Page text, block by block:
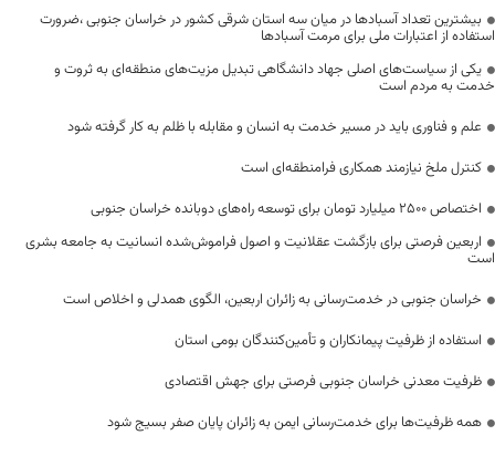
بیشترین تعداد آسبادها در میان سه استان شرقی کشور در خراسان جنوبی ،ضرورت
استفاده از اعتبارات ملی برای مرمت آسبادها
یکی از سیاست‌های اصلی جهاد دانشگاهی تبدیل مزیت‌های منطقه‌ای به ثروت و
خدمت به مردم است
علم و فناوری باید در مسیر خدمت به انسان و مقابله با ظلم به کار گرفته شود
کنترل ملخ نیازمند همکاری فرامنطقه‌ای است
اختصاص 2500 میلیارد تومان برای توسعه راه‌های دوبانده خراسان جنوبی
اربعین فرصتی برای بازگشت عقلانیت و اصول فراموش‌شده انسانیت به جامعه بشری
است
خراسان جنوبی در خدمت‌رسانی به زائران اربعین، الگوی همدلی و اخلاص است
استفاده از ظرفیت پیمانکاران و تأمین‌کنندگان بومی استان
ظرفیت معدنی خراسان جنوبی فرصتی برای جهش اقتصادی
همه ظرفیت‌ها برای خدمت‌رسانی ایمن به زائران پایان صفر بسیج شود